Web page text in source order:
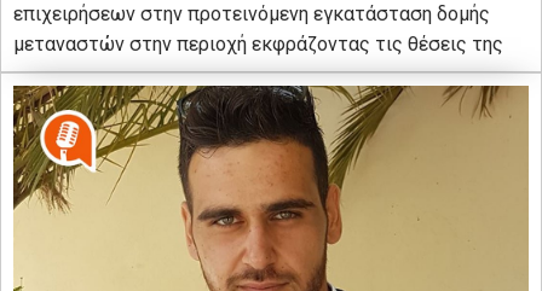
επιχειρήσεων στην προτεινόμενη εγκατάσταση δομής
μεταναστών στην περιοχή εκφράζοντας τις θέσεις της